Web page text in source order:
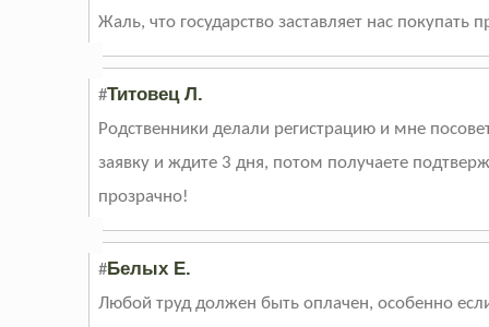
Жаль, что государство заставляет нас
#Титовец Л.
Родственники делали регистрацию и мне
заявку и ждите 3 дня, потом получаете
прозрачно!
#Белых Е.
Любой труд должен быть оплачен, особенно